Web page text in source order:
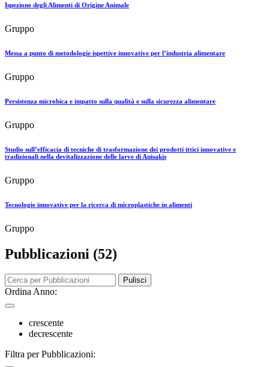
Ispezione degli Alimenti di Origine Animale
Gruppo
Messa a punto di metodologie ispettive innovative per l’industria alimentare
Gruppo
Persistenza microbica e impatto sulla qualità e sulla sicurezza alimentare
Gruppo
Studio sull’efficacia di tecniche di trasformazione dei prodotti ittici innovative e
tradizionali nella devitalizzazione delle larve di Anisakis
Gruppo
Tecnologie innovative per la ricerca di microplastiche in alimenti
Gruppo
Pubblicazioni (52)
Pulisci
Ordina Anno:
crescente
decrescente
Filtra per Pubblicazioni: